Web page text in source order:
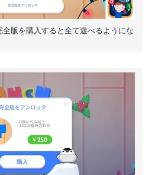
版を購入すると全て遊べるようにな